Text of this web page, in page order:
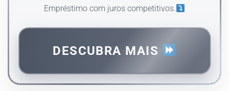
Empréstimo com juros competitivos.
DESCUBRA MAIS